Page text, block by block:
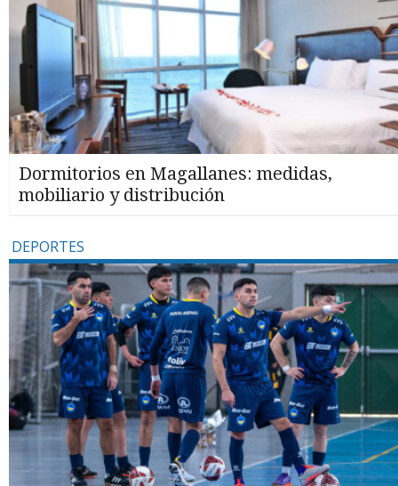
Dormitorios en Magallanes: medidas,
mobiliario y distribución
DEPORTES